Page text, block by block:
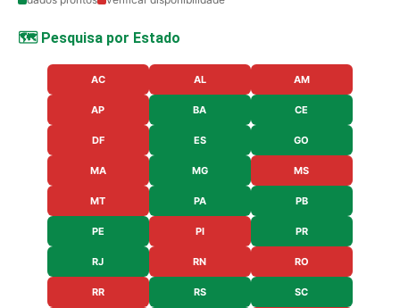
🗺️ Pesquisa por Estado
AC AL AM
AP BA CE
DF ES GO
MA MG MS
MT PA PB
PE PI PR
RJ RN RO
RR RS SC